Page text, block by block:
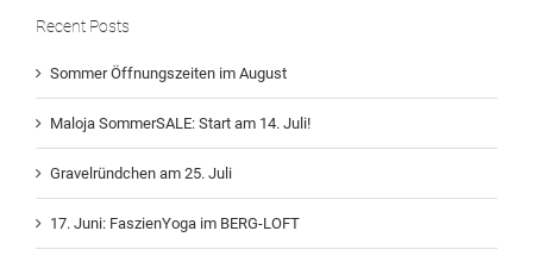
Recent Posts
Sommer Öffnungszeiten im August
Maloja SommerSALE: Start am 14. Juli!
Gravelründchen am 25. Juli
17. Juni: FaszienYoga im BERG-LOFT